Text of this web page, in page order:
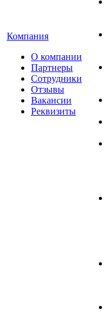
Компания
О компании
Партнеры
Сотрудники
Отзывы
Вакансии
Реквизиты